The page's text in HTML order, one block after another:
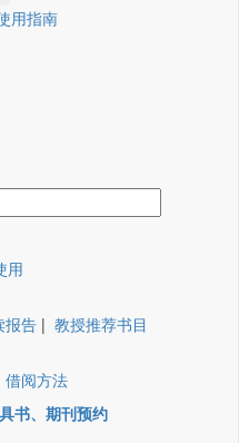
用指南
用
报告 | 教授推荐书目
借阅方法
书、期刊预约